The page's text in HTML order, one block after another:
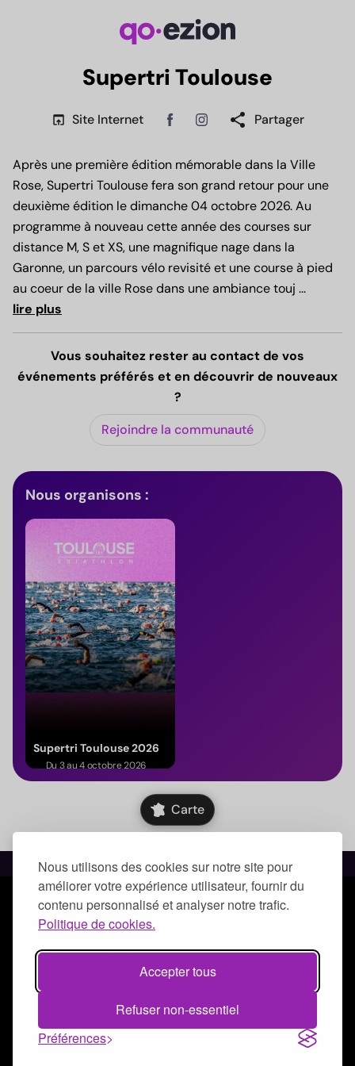
Nous utilisons des cookies sur notre site pour
améliorer votre expérience utilisateur, fournir du
contenu personnalisé et analyser notre trafic.
Politique de cookies.
Accepter tous
Refuser non-essentiel
Préférences
Supertri Toulouse
open_in_browser Site Internet FacebookInstagram
share Partager
Après une première édition mémorable dans la Ville
Rose, Supertri Toulouse fera son grand retour pour une
deuxième édition le dimanche 04 octobre 2026. Au
programme à nouveau cette année des courses sur
distance M, S et XS, une magnifique nage dans la
Garonne, un parcours vélo revisité et une course à pied
au coeur de la ville Rose dans une ambiance touj ...
lire plus
Vous souhaitez rester au contact de vos
événements préférés et en découvrir de nouveaux
?
Rejoindre la communauté
Nous organisons :
Supertri Toulouse 2026
Du 3 au 4 octobre 2026
(Occitanie)
Carte
© Qoezion by Quick-Off
Mentions légales
Politique de confidentialité